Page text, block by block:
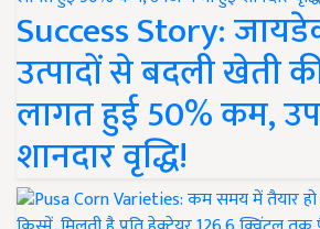
Success Story:
उत्पादों से बदली खेती
लागत हुई 50% कम,
शानदार वृद्धि!